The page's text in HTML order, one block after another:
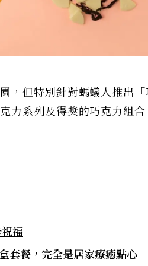
，但特別針對螞蟻人推出
力系列及得獎的巧克力組
福
套餐，完全是居家療癒點心